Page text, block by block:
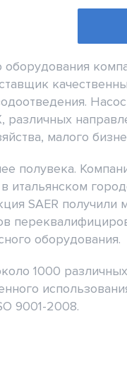
различных
малого
полувека.
SAER получили
оборудования.
1000
9001-2008.